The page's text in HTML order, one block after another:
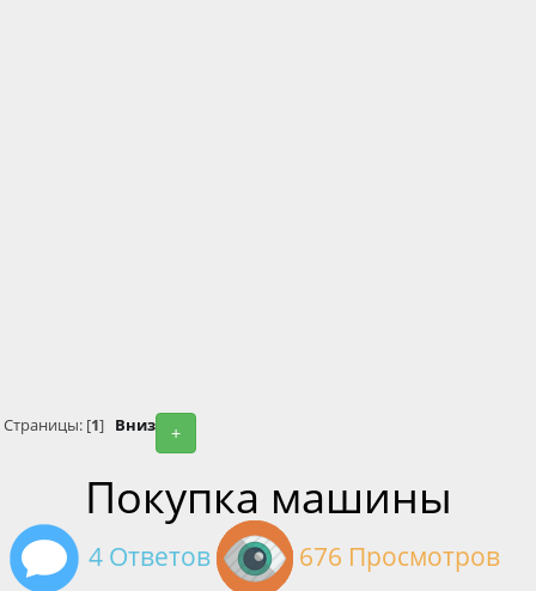
+
Страницы: [1] Вниз
Покупка машины
4 Ответов 676 Просмотров